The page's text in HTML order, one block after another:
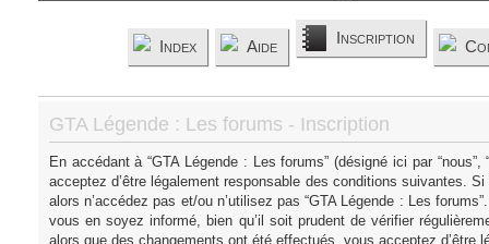
Index Aide Inscription
GTA Légende : Les forums - Inscription
En accédant à “GTA Légende : Les forums” (désigné ici par
acceptez d’être légalement responsable des conditions suivantes.
alors n’accédez pas et/ou n’utilisez pas “GTA Légende : Les
vous en soyez informé, bien qu’il soit prudent de vérifier
alors que des changements ont été effectués, vous acceptez